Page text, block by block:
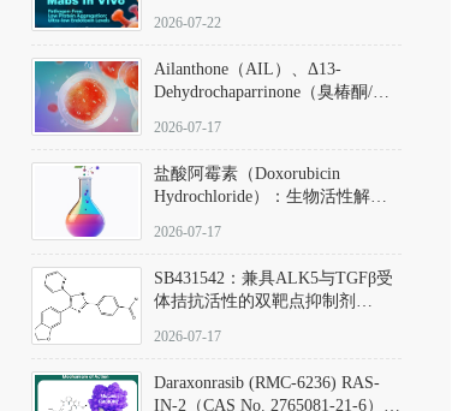
量下的高灵敏度、非侵入式生物
及应用瓶颈
2026-07-22
Ailanthone（AIL）、Δ13-
Dehydrochaparrinone（臭椿酮/臭
DKM货号 D806885
2026-07-17
盐酸阿霉素（Doxorubicin
Hydrochloride）：生物活性解
范
2026-07-17
SB431542：兼具ALK5与TGFβ受
体拮抗活性的双靶点抑制剂
D801067）
2026-07-17
Daraxonrasib (RMC-6236) RAS-
IN-2（CAS No. 2765081-21-6）：